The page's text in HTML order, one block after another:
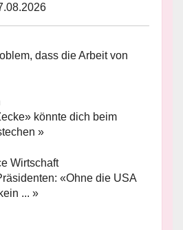
dass die Arbeit von
könnte dich beim
»
«Ohne die USA
... »